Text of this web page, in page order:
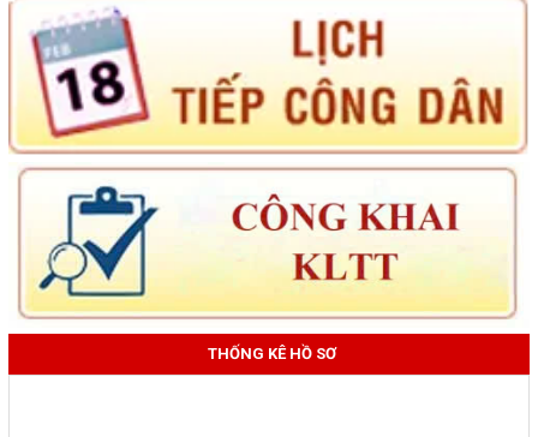
THỐNG KÊ HỒ SƠ